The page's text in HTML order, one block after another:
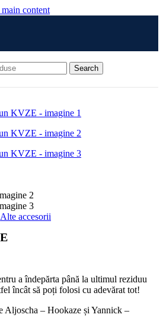
content
Search
Alte accesorii
a îndepărta până la ultimul reziduu
încât să poți folosi cu adevărat tot!
Aljoscha – Hookaze și Yannick –